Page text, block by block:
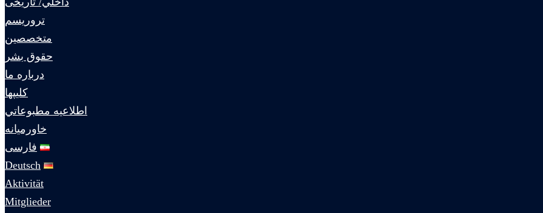
تروريسم
متخصصين
حقوق بشر
درباره ما
كليپها
اطلاعيه مطبوعاتي
خاورميانه
فارسی
Deutsch
Aktivität
Mitglieder